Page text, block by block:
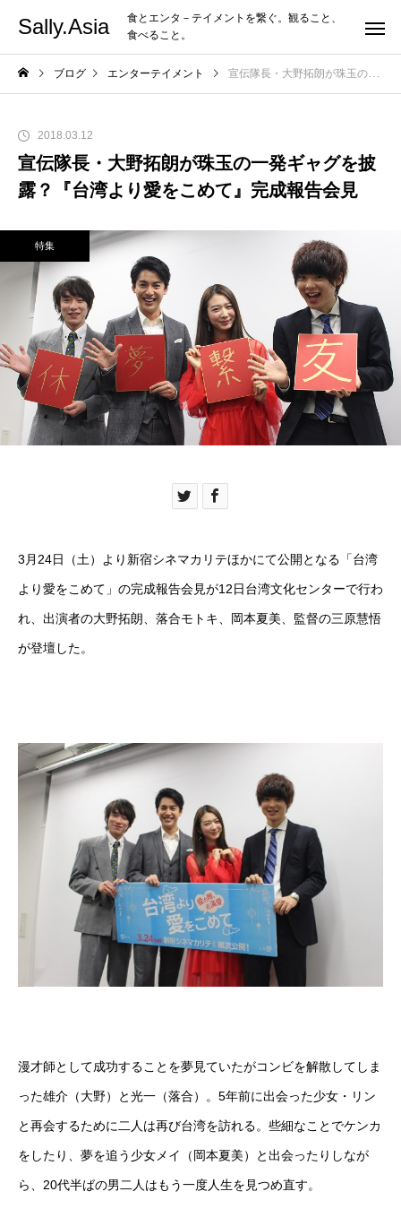
Sally.Asia
食とエンタ－テイメントを繋ぐ。観ること、
食べること。
ブログ エンターテイメント 宣伝隊長・大野拓朗が珠玉の一発ギャグを披露？『台湾より愛をこめて』完成報告会見
2018.03.12
宣伝隊長・大野拓朗が珠玉の一発ギャグを披
露？『台湾より愛をこめて』完成報告会見
特集
3月24日（土）より新宿シネマカリテほかにて公開となる「台湾
より愛をこめて」の完成報告会見が12日台湾文化センターで行わ
れ、出演者の大野拓朗、落合モトキ、岡本夏美、監督の三原慧悟
が登壇した。
漫才師として成功することを夢見ていたがコンビを解散してしま
った雄介（大野）と光一（落合）。5年前に出会った少女・リン
と再会するために二人は再び台湾を訪れる。些細なことでケンカ
をしたり、夢を追う少女メイ（岡本夏美）と出会ったりしなが
ら、20代半ばの男二人はもう一度人生を見つめ直す。